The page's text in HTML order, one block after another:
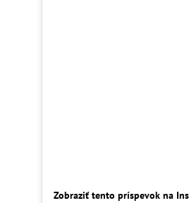
Zobraziť tento príspevok na